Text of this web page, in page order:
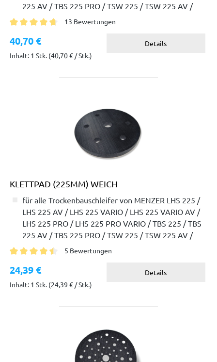
225 AV / TBS 225 PRO / TSW 225 / TSW 225 AV /
TSW 225 PRO13 Bewertungen
40,70 €
Inhalt: 1 Stk. (40,70 € / Stk.)
Details
KLETTPAD (225MM) WEICH
für alle Trockenbauschleifer von MENZER LHS 225 /
LHS 225 AV / LHS 225 VARIO / LHS 225 VARIO AV /
LHS 225 PRO / LHS 225 PRO VARIO / TBS 225 / TBS
225 AV / TBS 225 PRO / TSW 225 / TSW 225 AV /
TSW 225 PRO5 Bewertungen
24,39 €
Inhalt: 1 Stk. (24,39 € / Stk.)
Details